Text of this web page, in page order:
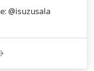
@isuzusala